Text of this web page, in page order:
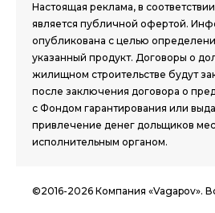
Настоящая реклама, в
является публичной офертой.
опубликована с целью
указанный продукт. Договоры о
жилищном строительстве будут
после заключения договора о
с Фондом гарантирования или
привлечение денег дольщиков
исполнительным органом.
©2016-2026 Компания «Vagapov».